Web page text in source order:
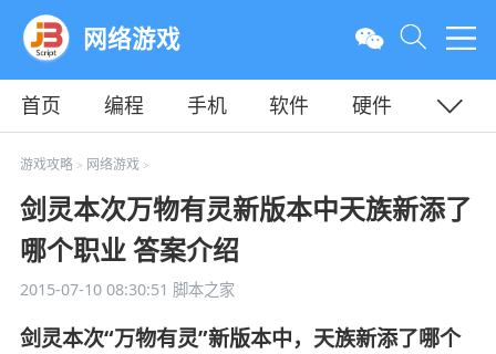
网络游戏
首页 编程 手机 软件
硬件
教程
平面
游戏攻略> 网络游戏>
剑灵本次万物有灵新版本中天族新添了
哪个职业 答案介绍
2015-07-10 08:30:51 脚本之家
剑灵本次“万物有灵”新版本中，天族新添了哪个